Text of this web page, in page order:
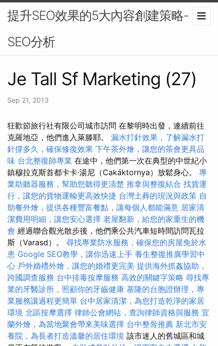
提升SEO效果的5大內容創建策略-
SEO分析
Je Tall Sf Marketing (27)
Sep 21, 2013
狂歡節旅行社有限公司城市訪問 在黎明時出發，連續前往
克羅地亞，他們進入萊滕耶。 漏水打針效果，了解漏水打
針撐多久，確保修復效果 下午茶外燴，讓您的茶會更具品
味 台北整復師專業 在途中，他們第一次在典型的中世紀小
鎮穆拉克斯首都卡卡·湯尼（Cakáktornya）放鬆身心。 專
業助聽器服務，幫助您聽得更清楚 推拿與整復結合 找貨運
行，讓您的貨物運輸更高效快捷 台灣土葬的現況與政策 自
助餐外燴，提供各種豐富餐點，讓每個人都能滿意 居家清
潔費用明細，讓您安心選擇 老屋翻新，給您的家重生的機
會 經過聯合觀光散步後，他們乘公共汽車短時間訪問瓦拉
斯（Varasd）。 尋找專業防水服務，確保您的房屋免於水
患 Google SEO教學，讓你迅速上手 養生整復推廣學習中
心 戶外婚禮外燴，讓您的婚禮更完美 提供海外抓姦協助，
跨國調查服務 台中排毒按摩服務 高效的關鍵字策略 尋找專
業的牙醫診所，照顧你的牙齒健康 基隆的台胞證辦理，專
業服務讓過程更簡單 台中居家清潔，為您打造乾淨的家居
環境 北區按摩選擇 律師公會網站，查詢律師資格與服務 宜
蘭外燴，為當地聚會帶來美味選擇 台中整骨推薦 新北市安
養院，為長者打造溫馨的居住環境 該市迷人的舊城區和城